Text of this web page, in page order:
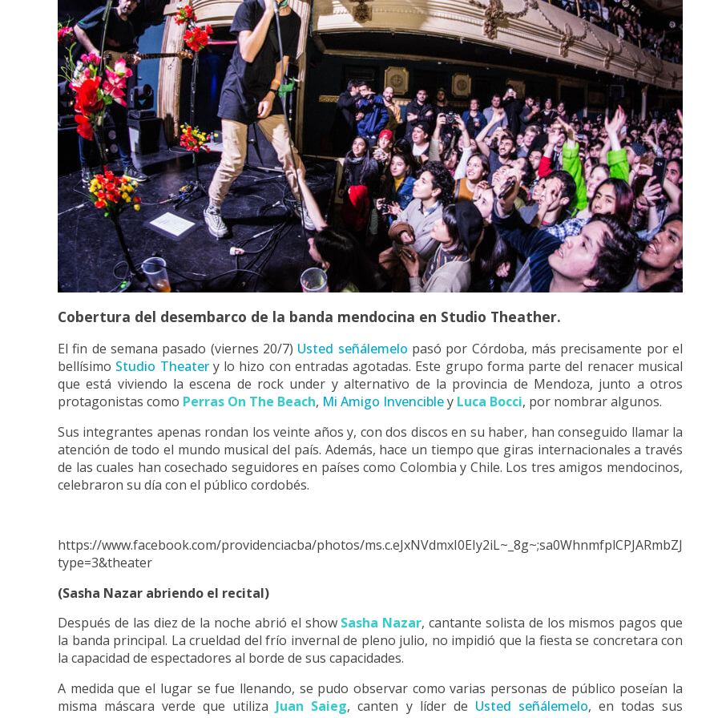
Cobertura del desembarco de la banda mendocina en Studio Theather.
El fin de semana pasado (viernes 20/7) Usted señálemelo pasó por Córdoba, más precisamente por el
bellísimo Studio Theatery lo hizo con entradas agotadas. Este grupo forma parte del renacer musical
que está viviendo la escena de rock under y alternativo de la provincia de Mendoza, junto a otros
protagonistas como Perras On The Beach, Mi Amigo Invencibley Luca Bocci, por nombrar algunos.
Sus integrantes apenas rondan los veinte años y, con dos discos en su haber, han conseguido llamar la
atención de todo el mundo musical del país. Además, hace un tiempo que giras internacionales a través
de las cuales han cosechado seguidores en países como Colombia y Chile. Los tres amigos mendocinos,
celebraron su día con el público cordobés.
https://www.facebook.com/providenciacba/photos/
type=3&theater
(Sasha Nazar abriendo el recital)
Después de las diez de la noche abrió el show Sasha Nazar, cantante solista de los mismos pagos que
la banda principal. La crueldad del frío invernal de pleno julio, no impidió que la fiesta se concretara con
la capacidad de espectadores al borde de sus capacidades.
A medida que el lugar se fue llenando, se pudo observar como varias personas de público poseían la
misma máscara verde que utiliza Juan Saieg, canten y líder de Usted señálemelo, en todas sus